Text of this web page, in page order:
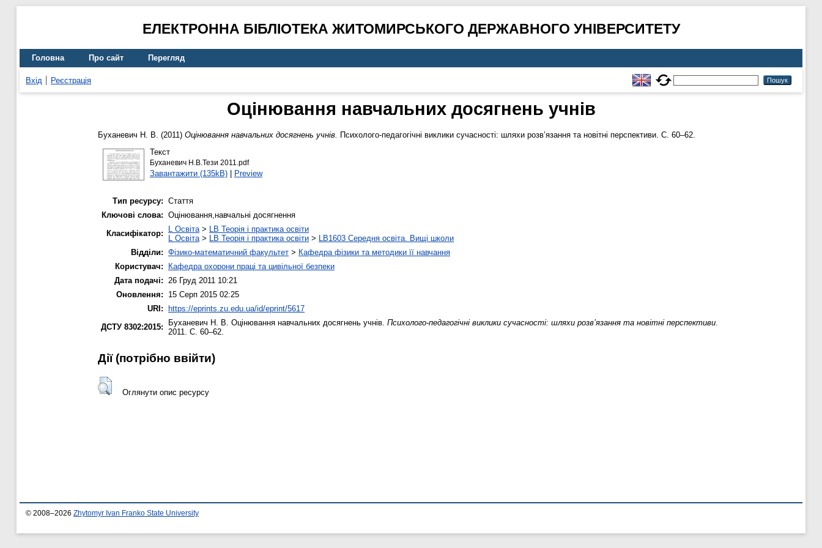
ЕЛЕКТРОННА БІБЛІОТЕКА ЖИТОМИРСЬКОГО ДЕРЖАВНОГО УНІВЕРСИТЕТУ
Головна Про сайт Перегляд
Вхід Реєстрація
Оцінювання навчальних досягнень учнів
Буханевич Н. В. (2011) Оцінювання навчальних досягнень учнів. Психолого-педагогічні виклики сучасності: шляхи розв’язання та новітні перспективи. С. 60–62.
Текст
Буханевич Н.В.Тези 2011.pdf
Завантажити (135kB)| Preview
Тип ресурсу: Стаття
Ключові слова: Оцінювання,навчальні досягнення
Класифікатор:
L Освіта> LB Теорія і практика освіти
L Освіта> LB Теорія і практика освіти > LB1603 Середня освіта. Вищі школи
Відділи: Фізико-математичний факультет > Кафедра фізики та методики її навчання
Користувач:
Кафедра охорони праці та цивільної безпеки
Дата подачі: 26 Груд 2011 10:21
Оновлення:
15 Серп 2015 02:25
URI:
https://eprints.zu.edu.ua/id/eprint/5617
ДСТУ 8302:2015:
Буханевич Н. В. Оцінювання навчальних досягнень учнів. Психолого-педагогічні виклики сучасності: шляхи розв’язання та новітні перспективи.
2011. С. 60–62.
Дії ​​(потрібно ввійти)
Оглянути опис ресурсу
© 2008–2026 Zhytomyr Ivan Franko State University